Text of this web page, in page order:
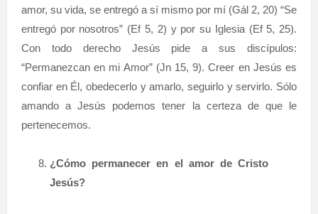
amor, su vida, se entregó a sí mismo por mí (Gál 2, 20) “Se
entregó por nosotros” (Ef 5, 2) y por su Iglesia (Ef 5, 25).
Con todo derecho Jesús pide a sus discípulos:
“Permanezcan en mi Amor” (Jn 15, 9). Creer en Jesús es
confiar en Él, obedecerlo y amarlo, seguirlo y servirlo. Sólo
amando a Jesús podemos tener la certeza de que le
pertenecemos.
¿Cómo permanecer en el amor de Cristo
Jesús?